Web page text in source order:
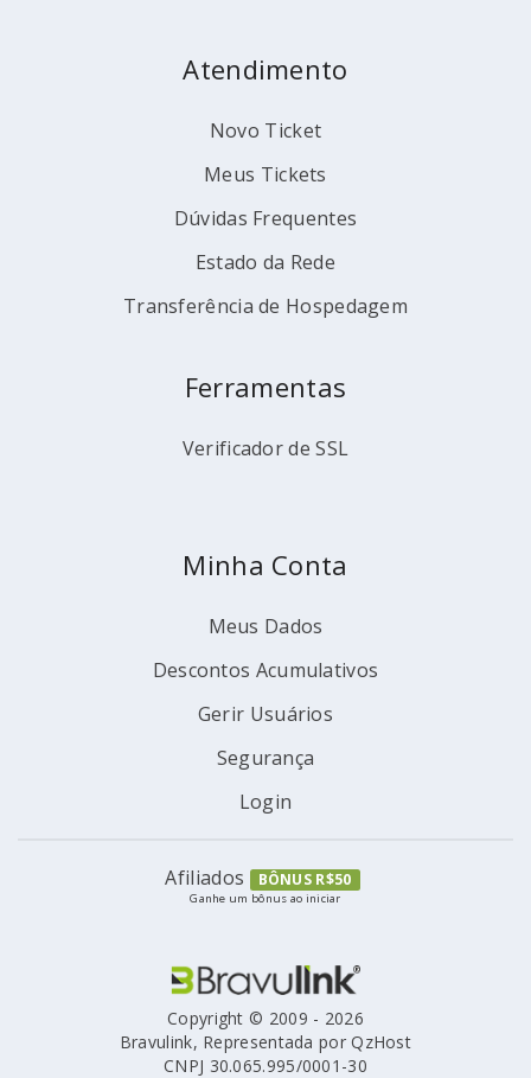
Atendimento
Novo Ticket
Meus Tickets
Dúvidas Frequentes
Estado da Rede
Transferência de Hospedagem
Ferramentas
Verificador de SSL
Minha Conta
Meus Dados
Descontos Acumulativos
Gerir Usuários
Segurança
Login
Afiliados BÔNUS R$50
Ganhe um bônus ao iniciar
Copyright © 2009 - 2026
Bravulink, Representada por QzHost
CNPJ 30.065.995/0001-30